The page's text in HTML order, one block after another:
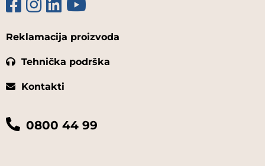
Reklamacija proizvoda
Tehnička podrška
Kontakti
0800 44 99